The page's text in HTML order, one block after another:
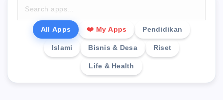
All Apps ❤️ My Apps Pendidikan
Islami Bisnis & Desa Riset
Life & Health